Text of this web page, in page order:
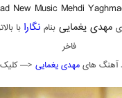
New Music Mehdi
مهدی یغمایی بنام نگارا با
فاخر
آهنگ هایمهدی یغمایی <— کلیک